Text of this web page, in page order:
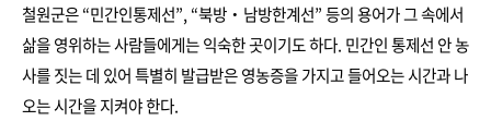
철원군은 “민간인통제선”, “북방‧남방한계선” 등의 용어가 그 속에서
삶을 영위하는 사람들에게는 익숙한 곳이기도 하다. 민간인 통제선 안 농
사를 짓는 데 있어 특별히 발급받은 영농증을 가지고 들어오는 시간과 나
오는 시간을 지켜야 한다.